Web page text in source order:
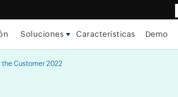
Soluciones Características Demo
Customer 2022